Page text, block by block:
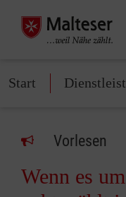
Start
Vorlesen
Wenn es